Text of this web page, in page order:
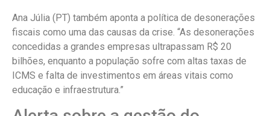
Ana Júlia (PT) também aponta a política de desonerações
fiscais como uma das causas da crise. “As desonerações
concedidas a grandes empresas ultrapassam R$ 20
bilhões, enquanto a população sofre com altas taxas de
ICMS e falta de investimentos em áreas vitais como
educação e infraestrutura.”